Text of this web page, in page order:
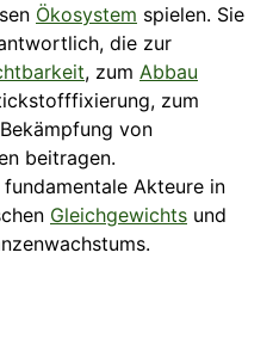
Ökosystem spielen. Sie
die zur
, zum Abbau
zum
von
beitragen.
Akteure in
Gleichgewichts und